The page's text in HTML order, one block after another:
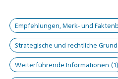
Empfehlungen, Merk- und
Strategische und rechtliche
Weiterführende Informationen (1)